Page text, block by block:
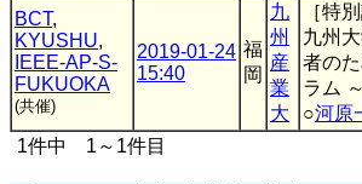
BCT,
KYUSHU,
IEEE-AP-S-
FUKUOKA
(共催)
2019-01-24
15:40
福
岡
九
州
産
業
大
［特
九州
者の
ラム ～
○河原
1件中 1～1件目